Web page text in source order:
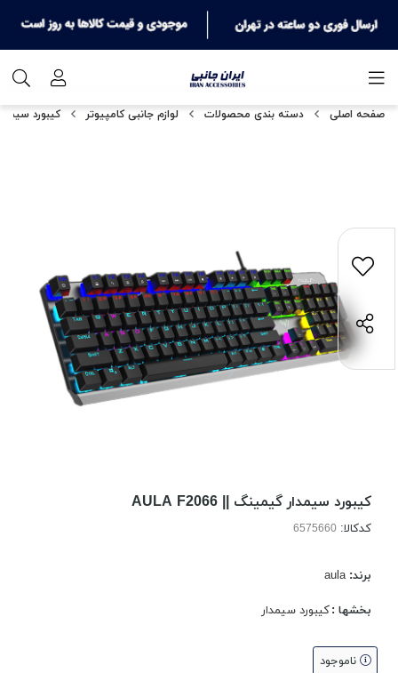
صفحه اصلی دسته بندی محصولات لوازم جانبی کامپیوتر کیبورد
کیبورد سیمدار گیمینگ || AULA F2066
کدکالا:
برند:aula
بخشها :کیبورد سیمدار
ناموجود